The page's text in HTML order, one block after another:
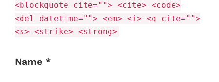
<blockquote cite=""> <cite> <code>
<del datetime=""> <em> <i> <q cite="">
<s> <strike> <strong>
Name *